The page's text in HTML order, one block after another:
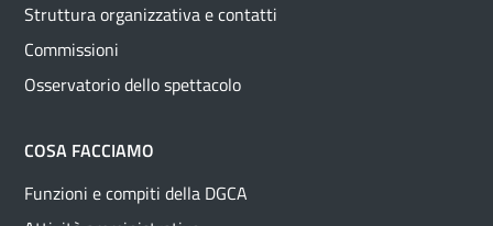
Struttura organizzativa e contatti
Commissioni
Osservatorio dello spettacolo
COSA FACCIAMO
Funzioni e compiti della DGCA